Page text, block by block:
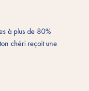
à plus de 80%
chéri reçoit une